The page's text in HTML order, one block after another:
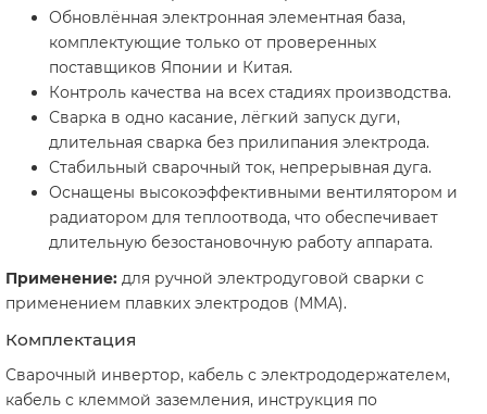
Обновлённая электронная элементная база,
комплектующие только от проверенных
поставщиков Японии и Китая.
Контроль качества на всех стадиях производства.
Сварка в одно касание, лёгкий запуск дуги,
длительная сварка без прилипания электрода.
Стабильный сварочный ток, непрерывная дуга.
Оснащены высокоэффективными вентилятором и
радиатором для теплоотвода, что обеспечивает
длительную безостановочную работу аппарата.
Применение: для ручной электродуговой сварки с
применением плавких электродов (ММА).
Комплектация
Сварочный инвертор, кабель с электрододержателем,
кабель с клеммой заземления, инструкция по